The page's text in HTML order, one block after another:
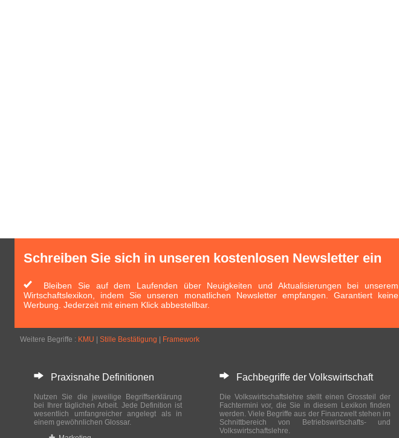
Schreiben Sie sich in unseren kostenlosen Newsletter ein
Bleiben Sie auf dem Laufenden über Neuigkeiten und Aktualisierungen bei unserem
Wirtschaftslexikon, indem Sie unseren monatlichen Newsletter empfangen. Garantiert keine
Werbung. Jederzeit mit einem Klick abbestellbar.
Weitere Begriffe : KMU Stille Bestätigung Framework
Praxisnahe Definitionen
Nutzen Sie die jeweilige Begriffserklärung
bei Ihrer täglichen Arbeit. Jede Definition ist
wesentlich umfangreicher angelegt als in
einem gewöhnlichen Glossar.
Fachbegriffe der Volkswirtschaft
Die Volkswirtschaftslehre stellt einen Grossteil der
Fachtermini vor, die Sie in diesem Lexikon finden
werden. Viele Begriffe aus der Finanzwelt stehen im
Schnittbereich von Betriebswirtschafts- und
Volkswirtschaftslehre.